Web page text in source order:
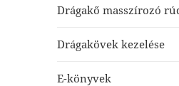
Drágakő masszírozó
Drágakövek kezelése
E-könyvek